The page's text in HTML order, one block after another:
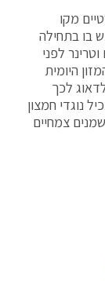
מקו
בו בתחילה
עם וטרינר לפני
היומית
לכך
נוגדי חמצון
צמחיים